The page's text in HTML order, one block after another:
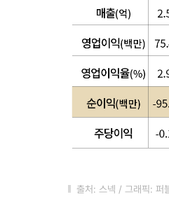
출처: 스넥 / 그래픽: 퍼